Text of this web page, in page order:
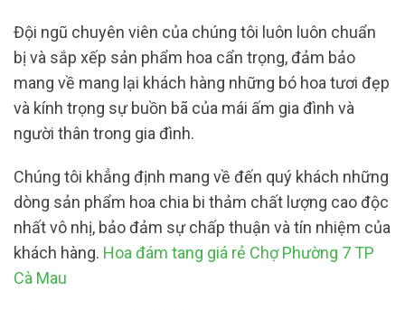
Đội ngũ chuyên viên của chúng tôi luôn luôn chuẩn
bị và sắp xếp sản phẩm hoa cẩn trọng, đảm bảo
mang về mang lại khách hàng những bó hoa tươi đẹp
và kính trọng sự buồn bã của mái ấm gia đình và
người thân trong gia đình.
Chúng tôi khẳng định mang về đến quý khách những
dòng sản phẩm hoa chia bi thảm chất lượng cao độc
nhất vô nhị, bảo đảm sự chấp thuận và tín nhiệm của
khách hàng. Hoa đám tang giá rẻ Chợ Phường 7 TP
Cà Mau